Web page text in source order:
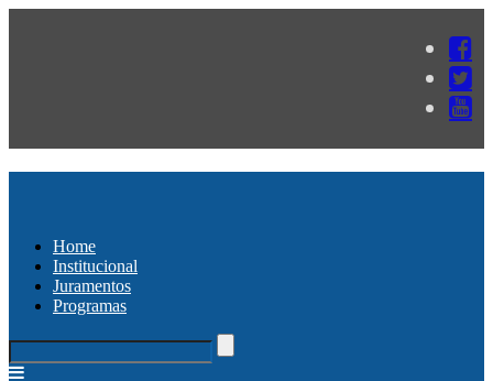
Home
Institucional
Juramentos
Programas